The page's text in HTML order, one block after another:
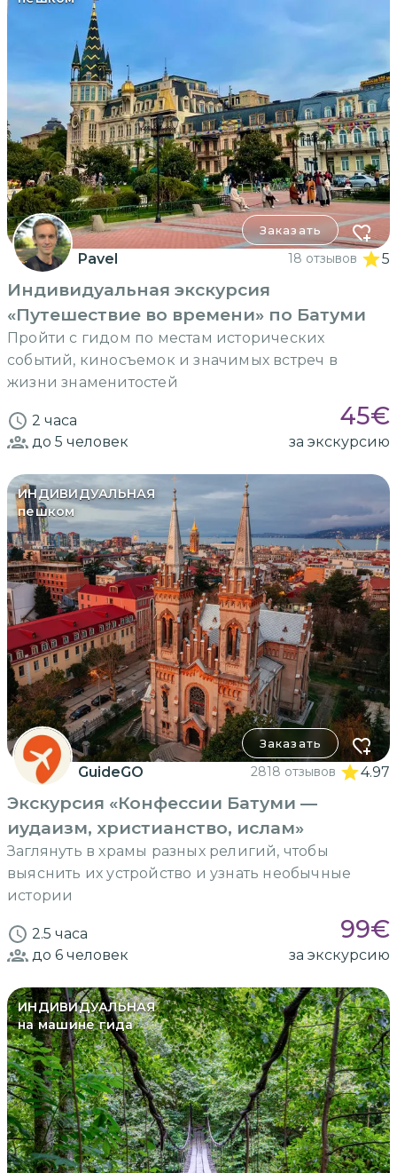
Заказать
Pavel 18 отзывов 5
Индивидуальная экскурсия
«Путешествие во времени» по Батуми
Пройти с гидом по местам исторических
событий, киносъемок и значимых встреч в
жизни знаменитостей
2 часа 45€
до 5 человек за экскурсию
ИНДИВИДУАЛЬНАЯ
пешком
Заказать
GuideGO 2818 отзывов 4.97
Экскурсия «Конфессии Батуми —
иудаизм, христианство, ислам»
Заглянуть в храмы разных религий, чтобы
выяснить их устройство и узнать необычные
истории
2.5 часа 99€
до 6 человек за экскурсию
ИНДИВИДУАЛЬНАЯ
на машине гида